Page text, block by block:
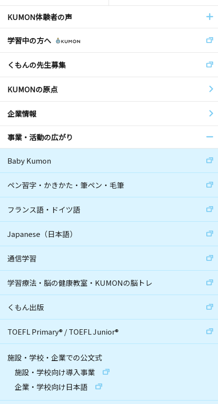
KUMON体験者の声
学習中の方へ
くもんの先生募集
KUMONの原点
企業情報
事業・活動の広がり
Baby Kumon
ペン習字・かきかた・筆ペン・毛筆
フランス語・ドイツ語
Japanese（日本語）
通信学習
学習療法・脳の健康教室・KUMONの脳トレ
くもん出版
TOEFL Primary® /TOEFL Junior®
施設・学校・企業での公文式
施設・学校向け導入事業
企業・学校向け日本語